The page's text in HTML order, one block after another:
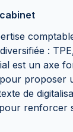
:
est un axe
proposer
de
renforcer